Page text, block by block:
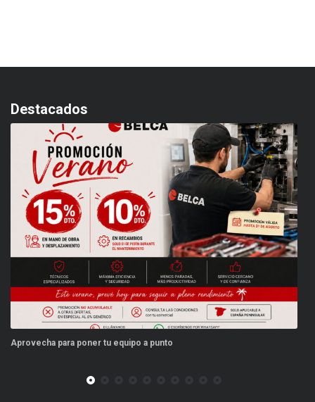
Destacados
punto Este verano, tus repuestos tienen